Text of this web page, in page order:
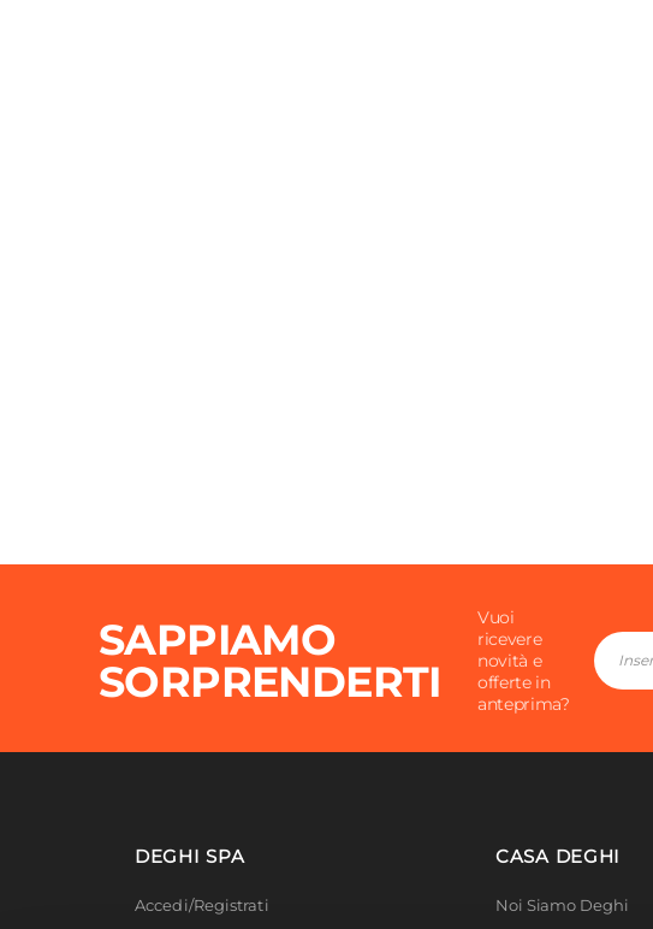
SAPPIAMO
SORPRENDERTI
Vuoi
ricevere
novità e
offerte in
anteprima?
DEGHI SPA
Accedi/Registrati
CASA DEGHI
Noi Siamo Deghi